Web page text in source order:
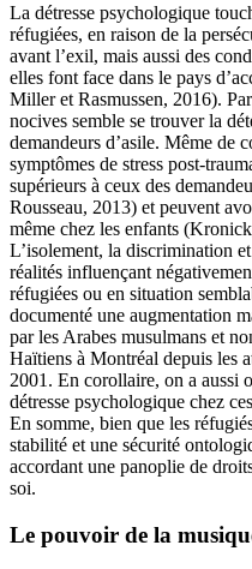
La détresse psychologique
réfugiées, en raison de la
avant l’exil, mais aussi des
elles font face dans le pays
Miller et Rasmussen, 2016).
nocives semble se trouver la
demandeurs d’asile. Même de
symptômes de stress post-
supérieurs à ceux des
Rousseau, 2013) et peuvent
même chez les enfants
L’isolement, la discrimination
réalités influençant
réfugiées ou en situation
documenté une augmentation
par les Arabes musulmans et
Haïtiens à Montréal depuis les
2001. En corollaire, on a aussi
détresse psychologique chez
En somme, bien que les
stabilité et une sécurité
accordant une panoplie de
soi.
Le pouvoir de la